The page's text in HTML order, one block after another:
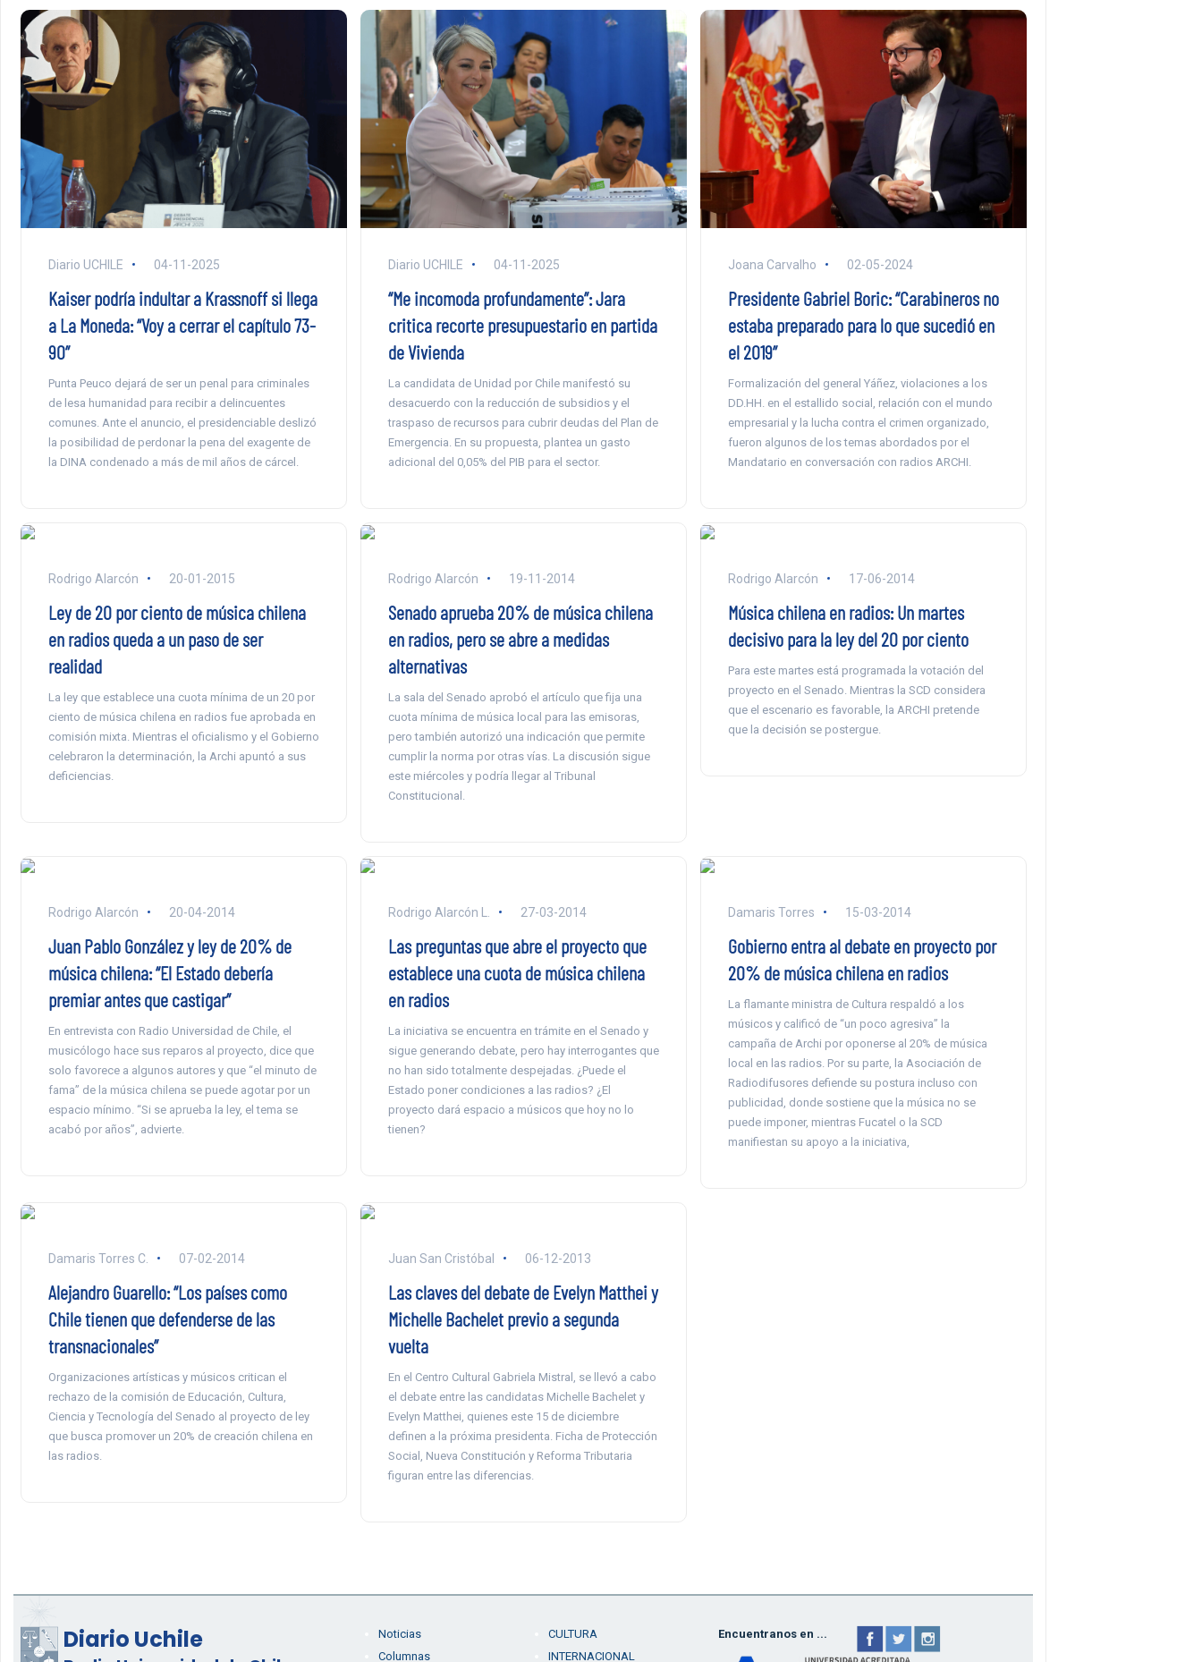
Diario UCHILE 04-11-2025
Kaiser podría indultar a Krassnoff si llega
a La Moneda: “Voy a cerrar el capítulo 73-
90”
Punta Peuco dejará de ser un penal para criminales
de lesa humanidad para recibir a delincuentes
comunes. Ante el anuncio, el presidenciable deslizó
la posibilidad de perdonar la pena del exagente de
la DINA condenado a más de mil años de cárcel.
Diario UCHILE 04-11-2025
“Me incomoda profundamente”: Jara
critica recorte presupuestario en partida
de Vivienda
La candidata de Unidad por Chile manifestó su
desacuerdo con la reducción de subsidios y el
traspaso de recursos para cubrir deudas del Plan de
Emergencia. En su propuesta, plantea un gasto
adicional del 0,05% del PIB para el sector.
Joana Carvalho 02-05-2024
Presidente Gabriel Boric: “Carabineros no
estaba preparado para lo que sucedió en
el 2019”
Formalización del general Yáñez, violaciones a los
DD.HH. en el estallido social, relación con el mundo
empresarial y la lucha contra el crimen organizado,
fueron algunos de los temas abordados por el
Mandatario en conversación con radios ARCHI.
Rodrigo Alarcón 20-01-2015
Ley de 20 por ciento de música chilena
en radios queda a un paso de ser
realidad
La ley que establece una cuota mínima de un 20 por
ciento de música chilena en radios fue aprobada en
comisión mixta. Mientras el oficialismo y el Gobierno
celebraron la determinación, la Archi apuntó a sus
deficiencias.
Rodrigo Alarcón 19-11-2014
Senado aprueba 20% de música chilena
en radios, pero se abre a medidas
alternativas
La sala del Senado aprobó el artículo que fija una
cuota mínima de música local para las emisoras,
pero también autorizó una indicación que permite
cumplir la norma por otras vías. La discusión sigue
este miércoles y podría llegar al Tribunal
Constitucional.
Rodrigo Alarcón 17-06-2014
Música chilena en radios: Un martes
decisivo para la ley del 20 por ciento
Para este martes está programada la votación del
proyecto en el Senado. Mientras la SCD considera
que el escenario es favorable, la ARCHI pretende
que la decisión se postergue.
Rodrigo Alarcón 20-04-2014
Juan Pablo González y ley de 20% de
música chilena: “El Estado debería
premiar antes que castigar”
En entrevista con Radio Universidad de Chile, el
musicólogo hace sus reparos al proyecto, dice que
solo favorece a algunos autores y que “el minuto de
fama” de la música chilena se puede agotar por un
espacio mínimo. “Si se aprueba la ley, el tema se
acabó por años”, advierte.
Rodrigo Alarcón L. 27-03-2014
Las preguntas que abre el proyecto que
establece una cuota de música chilena
en radios
La iniciativa se encuentra en trámite en el Senado y
sigue generando debate, pero hay interrogantes que
no han sido totalmente despejadas. ¿Puede el
Estado poner condiciones a las radios? ¿El
proyecto dará espacio a músicos que hoy no lo
tienen?
Damaris Torres 15-03-2014
Gobierno entra al debate en proyecto por
20% de música chilena en radios
La flamante ministra de Cultura respaldó a los
músicos y calificó de “un poco agresiva” la
campaña de Archi por oponerse al 20% de música
local en las radios. Por su parte, la Asociación de
Radiodifusores defiende su postura incluso con
publicidad, donde sostiene que la música no se
puede imponer, mientras Fucatel o la SCD
manifiestan su apoyo a la iniciativa,
Damaris Torres C. 07-02-2014
Alejandro Guarello: “Los países como
Chile tienen que defenderse de las
transnacionales”
Organizaciones artísticas y músicos critican el
rechazo de la comisión de Educación, Cultura,
Ciencia y Tecnología del Senado al proyecto de ley
que busca promover un 20% de creación chilena en
las radios.
Juan San Cristóbal 06-12-2013
Las claves del debate de Evelyn Matthei y
Michelle Bachelet previo a segunda
vuelta
En el Centro Cultural Gabriela Mistral, se llevó a cabo
el debate entre las candidatas Michelle Bachelet y
Evelyn Matthei, quienes este 15 de diciembre
definen a la próxima presidenta. Ficha de Protección
Social, Nueva Constitución y Reforma Tributaria
figuran entre las diferencias.
Diario Uchile
Noticias
Columnas
CULTURA
INTERNACIONAL
Encuentranos en ...